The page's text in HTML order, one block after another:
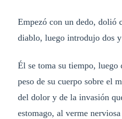
Empezó con un dedo, dolió
diablo, luego introdujo dos
Él se toma su tiempo, luego
peso de su cuerpo sobre el
del dolor y de la invasión
estomago, al verme